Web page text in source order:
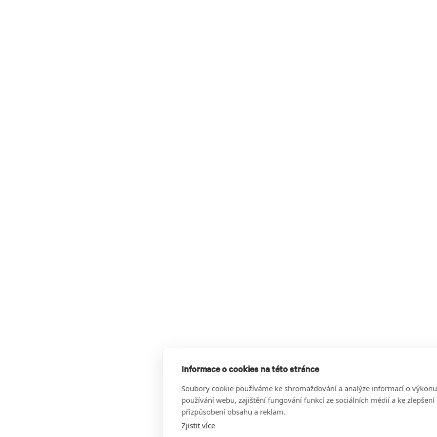
Informace o cookies na této stránce
Soubory cookie používáme ke shromažďování a analýze informací o
používání webu, zajištění fungování funkcí ze sociálních médií a ke zlepšení
přizpůsobení obsahu a reklam.
Zjistit více